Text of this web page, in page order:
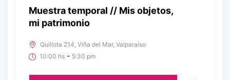
Muestra temporal // Mis objetos,
mi patrimonio
Quillota 214, Viña del Mar, Valparaíso
10:00 hs - 5:30 pm